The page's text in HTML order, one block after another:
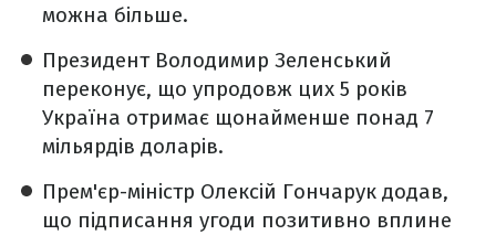
можна більше.
Президент Володимир Зеленський
переконує, що упродовж цих 5 років
Україна отримає щонайменше понад 7
мільярдів доларів.
Прем'єр-міністр Олексій Гончарук додав,
що підписання угоди позитивно вплине